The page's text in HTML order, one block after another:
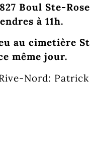
Boul Ste-
à 11h.
au cimetière
même jour.
Nord: Patrick